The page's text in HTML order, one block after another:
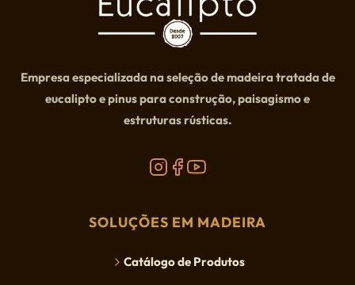
Empresa especializada na seleção de madeira tratada de
eucalipto e pinus para construção, paisagismo e
estruturas rústicas.
SOLUÇÕES EM MADEIRA
Catálogo de Produtos